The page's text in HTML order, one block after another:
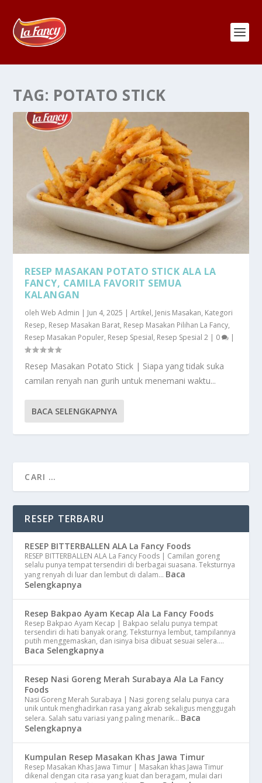
TAG: POTATO STICK
RESEP MASAKAN POTATO STICK ALA LA
FANCY, CAMILA FAVORIT SEMUA
KALANGAN
olehWeb Admin | Jun 4, 2025 |Artikel, Jenis Masakan, Kategori
Resep, Resep Masakan Barat, Resep Masakan Pilihan La Fancy,
Resep Masakan Populer, Resep Spesial, Resep Spesial 2 | 0 |
Resep Masakan Potato Stick | Siapa yang tidak suka
camilan renyah nan gurih untuk menemani waktu...
BACA SELENGKAPNYA
RESEP TERBARU
RESEP BITTERBALLEN ALA La Fancy Foods
RESEP BITTERBALLEN ALA La Fancy Foods | Camilan goreng
selalu punya tempat tersendiri di berbagai suasana. Teksturnya
yang renyah di luar dan lembut di dalam… Baca
Selengkapnya
Resep Bakpao Ayam Kecap Ala La Fancy Foods
Resep Bakpao Ayam Kecap | Bakpao selalu punya tempat
tersendiri di hati banyak orang. Teksturnya lembut, tampilannya
putih menggemaskan, dan isinya bisa dibuat sesuai selera.…
Baca Selengkapnya
Resep Nasi Goreng Merah Surabaya Ala La Fancy
Foods
Nasi Goreng Merah Surabaya | Nasi goreng selalu punya cara
unik untuk menghadirkan rasa yang akrab sekaligus menggugah
selera. Salah satu variasi yang paling menarik… Baca
Selengkapnya
Kumpulan Resep Masakan Khas Jawa Timur
Resep Masakan Khas Jawa Timur | Masakan khas Jawa Timur
dikenal dengan cita rasa yang kuat dan beragam, mulai dari